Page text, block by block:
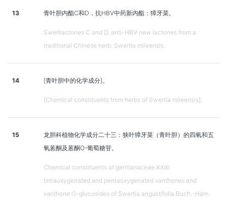
13 青叶胆内酯C和D，抗HBV中药新内酯：獐牙菜。
Swerilactones C and D, anti-HBV new lactones from a
traditional Chinese herb: Swertia mileensis.
14 [青叶胆中的化学成分]。
[Chemical constituents from herbs of Swertia mileensis].
15
龙胆科植物化学成分二十三：狭叶獐牙菜（青叶胆）的四氧和五
氧蒽酮及蒽酮O-葡萄糖苷。
Chemical constituents of gentianaceae XXIII:
tetraoxygenated and pentaoxygenated xanthones and
xanthone O-glucosides of Swertia angustifolia Buch.-Ham.